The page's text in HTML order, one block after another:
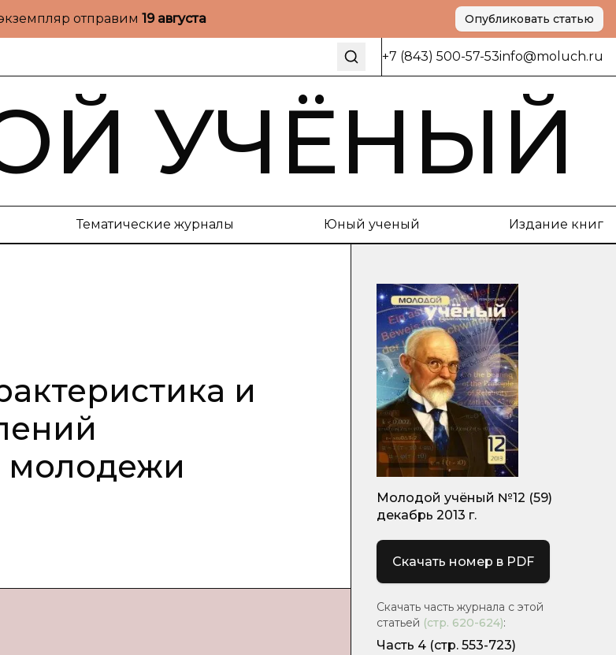
отправим 19 августа Опубликовать статью
+7 (843) 500-57-53info@moluch.ru
УЧЁНЫЙ
Тематические журналы Юный ученый Издание книг
и
молодежи
Молодой учёный №12 (59)
декабрь 2013 г.
Скачать номер в PDF
Скачать часть журнала с этой
статьей (стр. 620-624):
Часть 4 (стр. 553-723)